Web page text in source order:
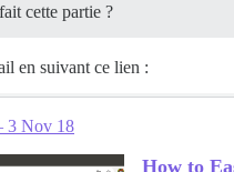
cette partie ?
en suivant ce lien :
3 Nov 18
How to